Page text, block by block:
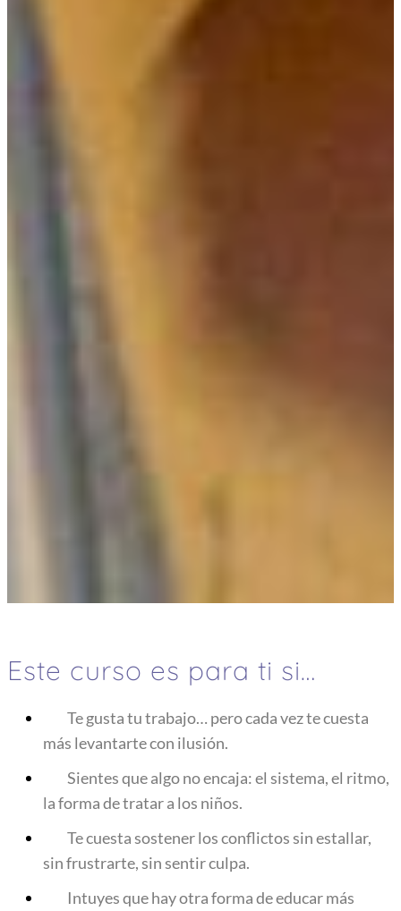
Este curso es para ti si…
Te gusta tu trabajo… pero cada vez te cuesta
más levantarte con ilusión.
Sientes que algo no encaja: el sistema, el ritmo,
la forma de tratar a los niños.
Te cuesta sostener los conflictos sin estallar,
sin frustrarte, sin sentir culpa.
Intuyes que hay otra forma de educar más